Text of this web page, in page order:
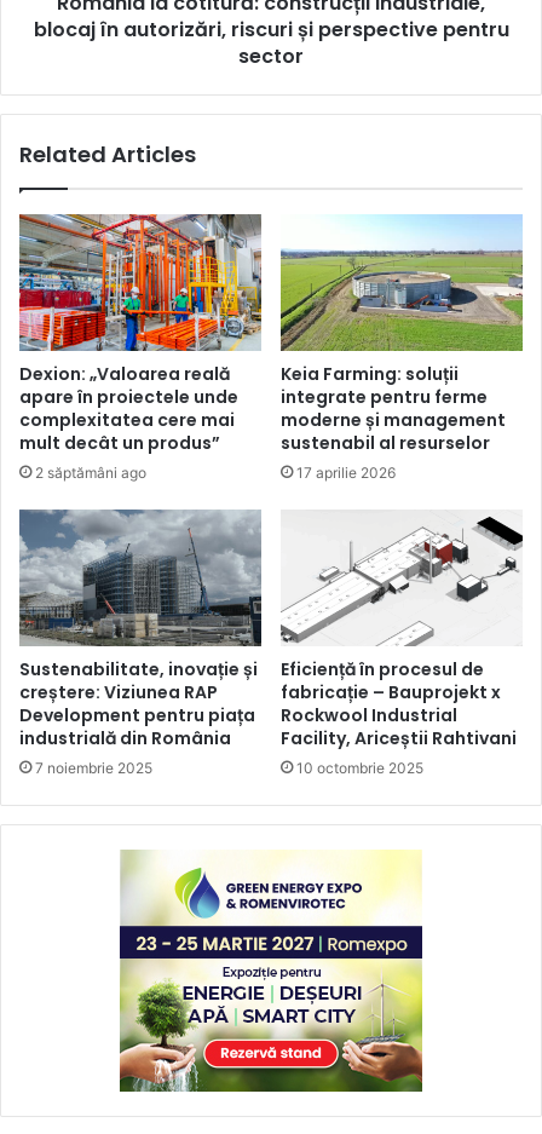
perspective
blocaj în autorizări, riscuri și perspective pentru
sector
Related Articles
Dexion: „Valoarea reală
apare în proiectele unde
complexitatea cere mai
mult decât un produs”
2 săptămâni ago
Keia Farming: soluții
integrate pentru ferme
moderne și management
sustenabil al resurselor
17 aprilie 2026
Sustenabilitate, inovație și
creștere: Viziunea RAP
Development pentru piața
industrială din România
7 noiembrie 2025
Eficiență în procesul de
fabricație – Bauprojekt x
Rockwool Industrial
Facility, Ariceștii Rahtivani
10 octombrie 2025